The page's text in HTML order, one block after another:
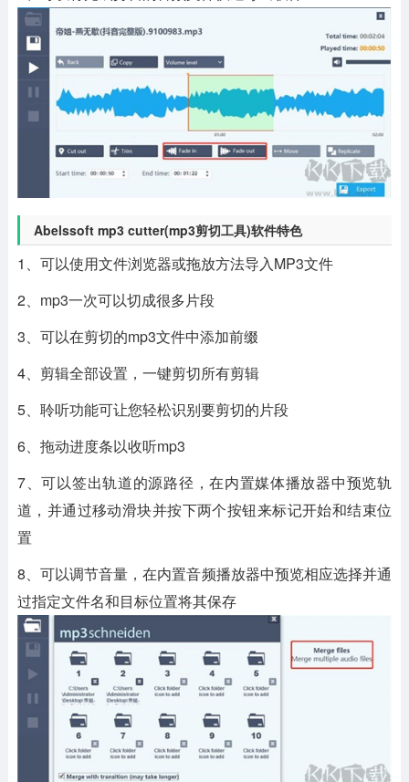
Abelssoft mp3 cutter(mp3剪切工具)软件特色
1、可以使用文件浏览器或拖放方法导入MP3文件
2、mp3一次可以切成很多片段
3、可以在剪切的mp3文件中添加前缀
4、剪辑全部设置，一键剪切所有剪辑
5、聆听功能可让您轻松识别要剪切的片段
6、拖动进度条以收听mp3
7、可以签出轨道的源路径，在内置媒体播放器中预览轨
道，并通过移动滑块并按下两个按钮来标记开始和结束位
置
8、可以调节音量，在内置音频播放器中预览相应选择并通
过指定文件名和目标位置将其保存